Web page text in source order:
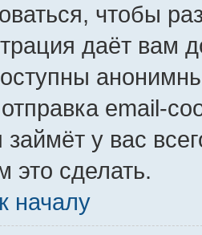
чтобы
даёт вам
email-
займёт у вас
это сделать.
началу